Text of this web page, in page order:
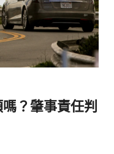
？肇事責任判